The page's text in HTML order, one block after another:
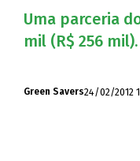
Uma parceria
mil (R$ 256 mil).
Green Savers24/02/2012